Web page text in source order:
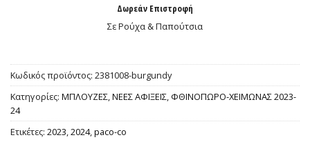
Δωρεάν Επιστροφή
Σε Ρούχα & Παπούτσια
Κωδικός προϊόντος: 2381008-burgundy
Κατηγορίες: ΜΠΛΟΥΖΕΣ,ΝΕΕΣ ΑΦΙΞΕΙΣ, ΦΘΙΝΟΠΩΡΟ-ΧΕΙΜΩΝΑΣ 2023-
24
Ετικέτες: 2023,2024,paco-co